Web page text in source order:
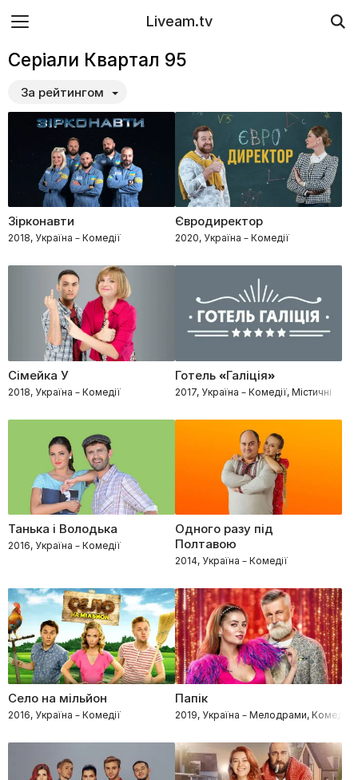
Liveam.tv
Серіали Квартал 95
За рейтингом
Зірконавти
2018, Україна – Комедії
Євродиректор
2020, Україна – Комедії
Сімейка У
2018, Україна – Комедії
Готель «Галіція»
2017, Україна – Комедії, Містичні
Танька і Володька
2016, Україна – Комедії
Одного разу під
Полтавою
2014, Україна – Комедії
Село на мільйон
2016, Україна – Комедії
Папік
2019, Україна – Мелодрами, Комедії